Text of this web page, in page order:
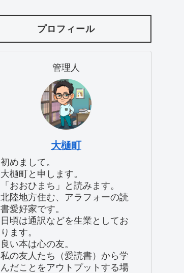
プロフィール
管理人
大樋町
初めまして。
大樋町と申します。
「おおひまち」と読みます。
北陸地方住む、アラフォーの読
書愛好家です。
日頃は通訳などを生業としてお
ります。
良い本は心の友。
私の友人たち（愛読書）から学
んだことをアウトプットする場